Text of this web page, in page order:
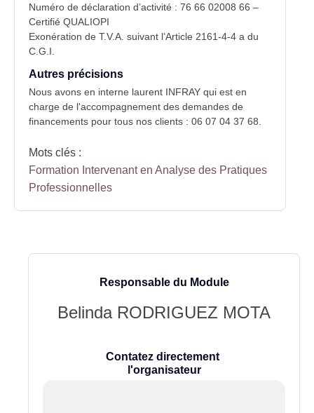
Numéro de déclaration d’activité : 76 66 02008 66 –
Certifié QUALIOPI
Exonération de T.V.A. suivant l’Article 2161-4-4 a du
C.G.I.
Autres précisions
Nous avons en interne laurent INFRAY qui est en
charge de l'accompagnement des demandes de
financements pour tous nos clients : 06 07 04 37 68.
Mots clés :
Formation Intervenant en Analyse des Pratiques
Professionnelles
Responsable du Module
Belinda RODRIGUEZ MOTA
Contatez directement
l'organisateur